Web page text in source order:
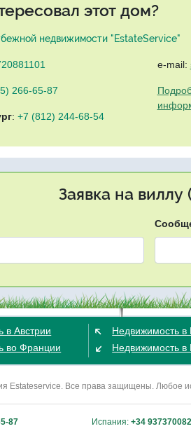
этот дом?
недвижимости "EstateService"
266-65-87
: +7 (812) 244-68-54
e-mail:
Заявка на
в Австрии
во Франции
Недвижимость в
Недвижимость в
Estateservice. Все права защищены. Любое
87 Испания: +34 937370082